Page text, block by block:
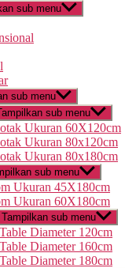
sub menu
sub menu
sub menu
Ukuran 60X120cm
Ukuran 80x120cm
Ukuran 80x180cm
sub menu
Ukuran 45X180cm
Ukuran 60X180cm
Tampilkan sub menu
Diameter 120cm
Diameter 160cm
Diameter 180cm